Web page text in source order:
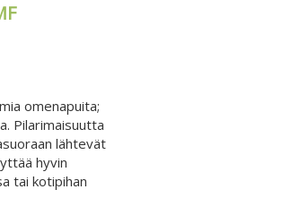
omenapuita;
Pilarimaisuutta
lähtevät
hyvin
tai kotipihan